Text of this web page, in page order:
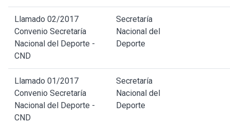
Llamado 02/2017
Convenio Secretaría
Nacional del Deporte -
CND
Secretaría
Nacional del
Deporte
Llamado 01/2017
Convenio Secretaría
Nacional del Deporte -
CND
Secretaría
Nacional del
Deporte